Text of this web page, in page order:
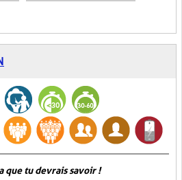
que tu devrais savoir !